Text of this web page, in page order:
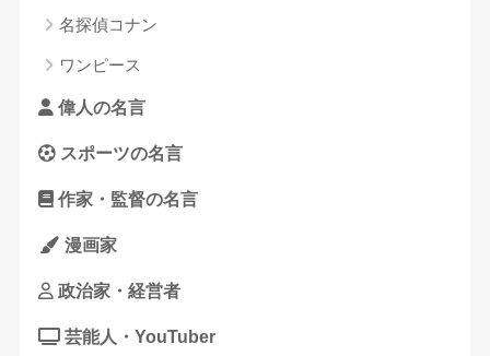
名探偵コナン
ワンピース
偉人の名言
スポーツの名言
作家・監督の名言
漫画家
政治家・経営者
芸能人・YouTuber